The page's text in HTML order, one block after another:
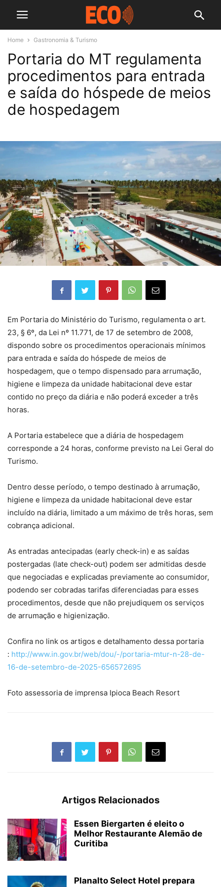
Home Gastronomia & Turismo
Portaria do MT regulamenta
procedimentos para entrada
e saída do hóspede de meios
de hospedagem
Em Portaria do Ministério do Turismo, regulamenta o art.
23, § 6º, da Lei nº 11.771, de 17 de setembro de 2008,
dispondo sobre os procedimentos operacionais mínimos
para entrada e saída do hóspede de meios de
hospedagem, que o tempo dispensado para arrumação,
higiene e limpeza da unidade habitacional deve estar
contido no preço da diária e não poderá exceder a três
horas.
A Portaria estabelece que a diária de hospedagem
corresponde a 24 horas, conforme previsto na Lei Geral do
Turismo.
Dentro desse período, o tempo destinado à arrumação,
higiene e limpeza da unidade habitacional deve estar
incluído na diária, limitado a um máximo de três horas, sem
cobrança adicional.
As entradas antecipadas (early check-in) e as saídas
postergadas (late check-out) podem ser admitidas desde
que negociadas e explicadas previamente ao consumidor,
podendo ser cobradas tarifas diferenciadas para esses
procedimentos, desde que não prejudiquem os serviços
de arrumação e higienização.
Confira no link os artigos e detalhamento dessa portaria
: http://www.in.gov.br/web/dou/-/portaria-mtur-n-28-de-
16-de-setembro-de-2025-656572695
Foto assessoria de imprensa Ipioca Beach Resort
Artigos Relacionados
Essen Biergarten é eleito o
Melhor Restaurante Alemão de
Curitiba
Planalto Select Hotel prepara